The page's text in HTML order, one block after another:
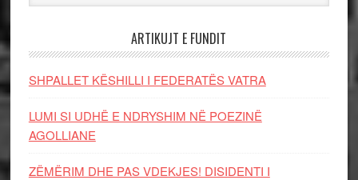
ARTIKUJT E FUNDIT
SHPALLET KËSHILLI I FEDERATËS VATRA
LUMI SI UDHË E NDRYSHIM NË POEZINË
AGOLLIANE
ZËMËRIM DHE PAS VDEKJES! DISIDENTI I